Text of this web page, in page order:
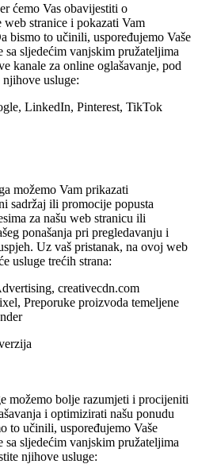
ćemo Vas obavijestiti o
web stranice i pokazati Vam
bismo to učinili, uspoređujemo Vaše
sa sljedećim vanjskim pružateljima
kanale za online oglašavanje, pod
usluge:
LinkedIn, Pinterest, TikTok
možemo Vam prikazati
sadržaj ili promocije popusta
za našu web stranicu ili
ponašanja pri pregledavanju i
Uz vaš pristanak, na ovoj web
usluge trećih strana:
creativecdn.com
Preporuke proizvoda temeljene
možemo bolje razumjeti i procijeniti
i optimizirati našu ponudu
to učinili, uspoređujemo Vaše
sa sljedećim vanjskim pružateljima
njihove usluge: